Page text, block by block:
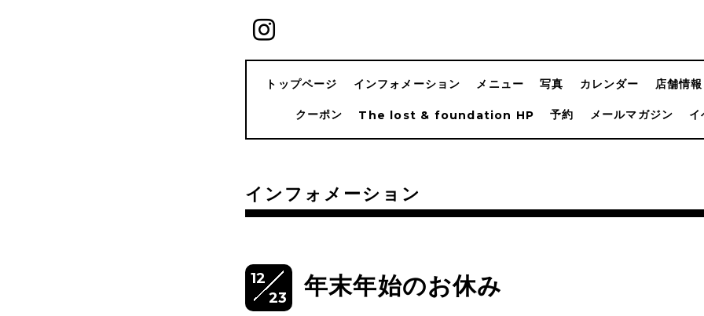
トップページ インフォメーション メニュー 写真 カレンダー 店舗情報
クーポン The lost & foundation HP 予約 メールマガジン イ
インフォメーション
12
23
年末年始のお休み